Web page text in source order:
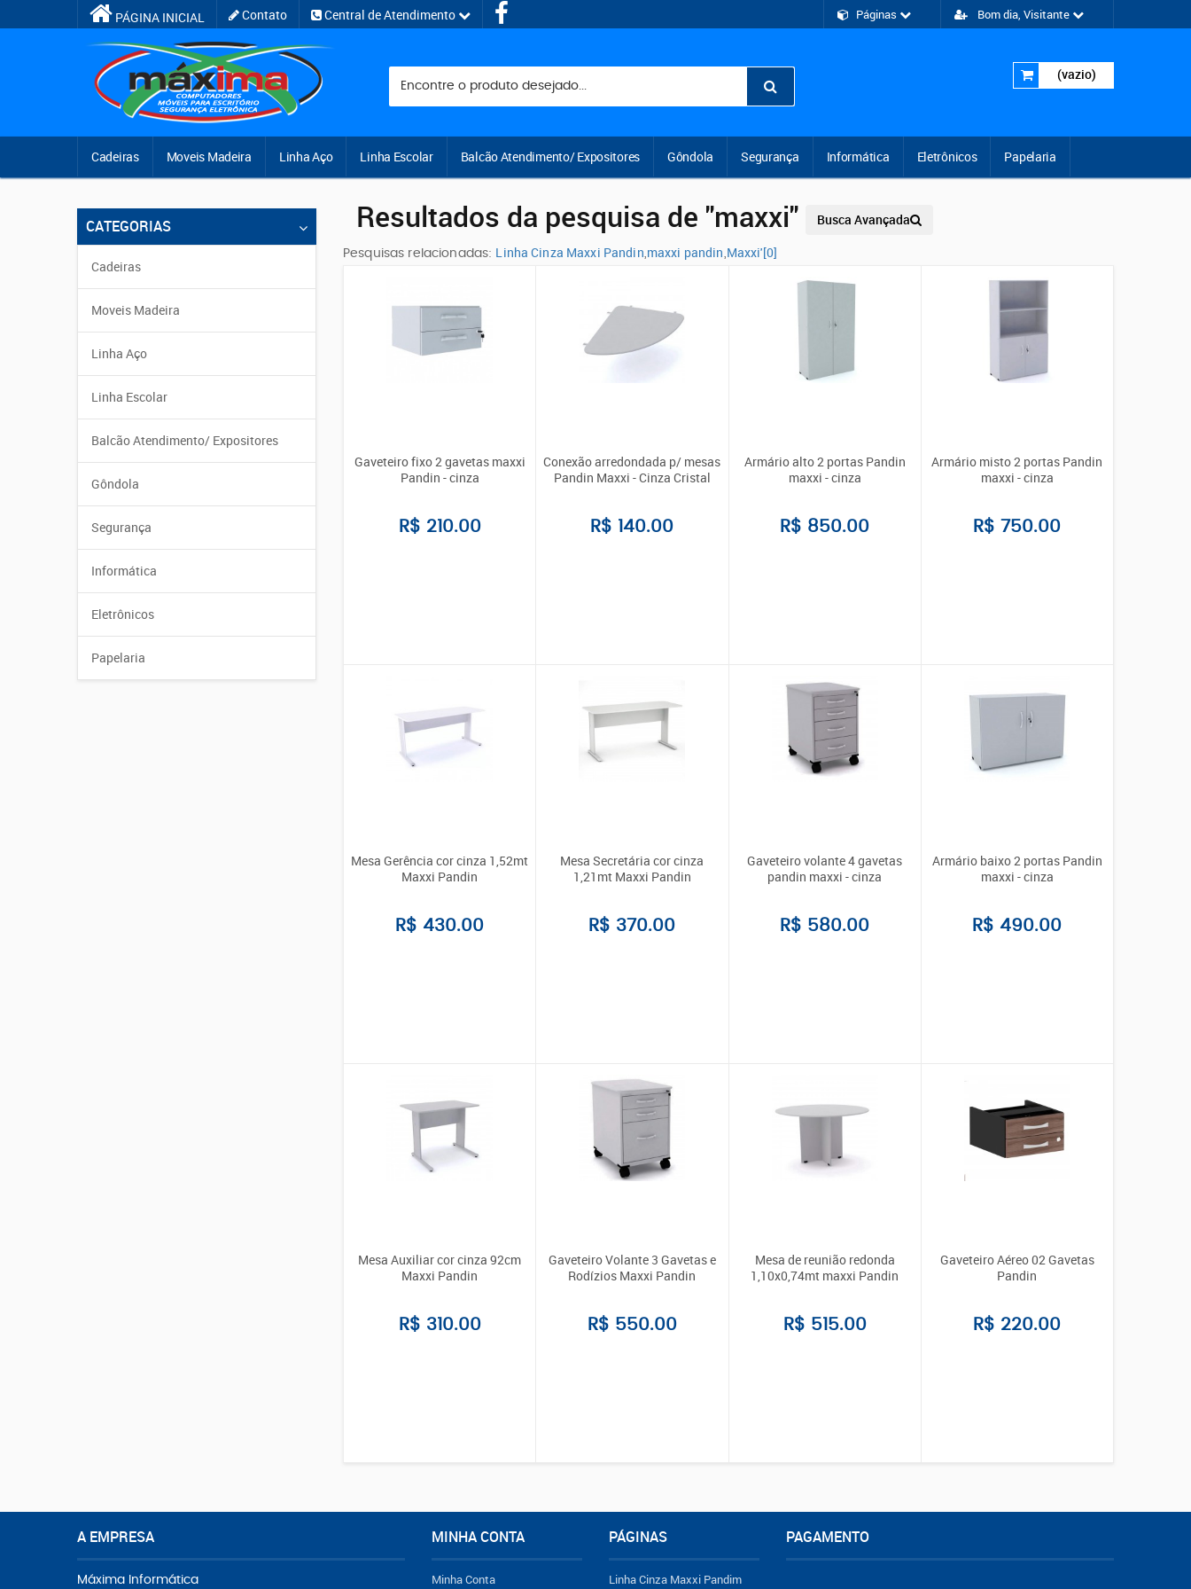
PÁGINA INICIAL Contato Central de Atendimento Páginas Bom dia, Visitante
(vazio)
Cadeiras Moveis Madeira Linha Aço Linha Escolar Balcão Atendimento/ Expositores Gôndola Segurança Informática Eletrônicos Papelaria
Resultados da pesquisa de "maxxi" Busca Avançada
Pesquisas relacionadas: Linha Cinza Maxxi Pandin,maxxi pandin,Maxxi'[0]
Gaveteiro fixo 2 gavetas maxxi
Pandin - cinza
R$ 210.00
Conexão arredondada p/ mesas
Pandin Maxxi - Cinza Cristal
R$ 140.00
Armário alto 2 portas Pandin
maxxi - cinza
R$ 850.00
Armário misto 2 portas Pandin
maxxi - cinza
R$ 750.00
Mesa Gerência cor cinza 1,52mt
Maxxi Pandin
R$ 430.00
Mesa Secretária cor cinza
1,21mt Maxxi Pandin
R$ 370.00
Gaveteiro volante 4 gavetas
pandin maxxi - cinza
R$ 580.00
Armário baixo 2 portas Pandin
maxxi - cinza
R$ 490.00
Mesa Auxiliar cor cinza 92cm
Maxxi Pandin
R$ 310.00
Gaveteiro Volante 3 Gavetas e
Rodízios Maxxi Pandin
R$ 550.00
Mesa de reunião redonda
1,10x0,74mt maxxi Pandin
R$ 515.00
Gaveteiro Aéreo 02 Gavetas
Pandin
R$ 220.00
CATEGORIAS
Cadeiras
Moveis Madeira
Linha Aço
Linha Escolar
Balcão Atendimento/ Expositores
Gôndola
Segurança
Informática
Eletrônicos
Papelaria
A EMPRESA
Máxima Informática
MINHA CONTA
Minha Conta
PÁGINAS
Linha Cinza Maxxi Pandim
PAGAMENTO